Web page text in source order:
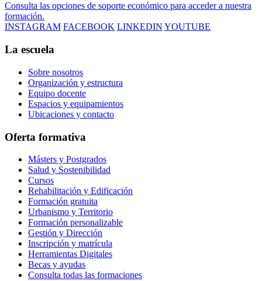
Consulta las opciones de soporte económico para acceder a nuestra
formación.
INSTAGRAM FACEBOOK LINKEDIN YOUTUBE
La escuela
Sobre nosotros
Organización y estructura
Equipo docente
Espacios y equipamientos
Ubicaciones y contacto
Oferta formativa
Másters y Postgrados
Salud y Sostenibilidad
Cursos
Rehabilitación y Edificación
Formación gratuita
Urbanismo y Territorio
Formación personalizable
Gestión y Dirección
Inscripción y matrícula
Herramientas Digitales
Becas y ayudas
Consulta todas las formaciones